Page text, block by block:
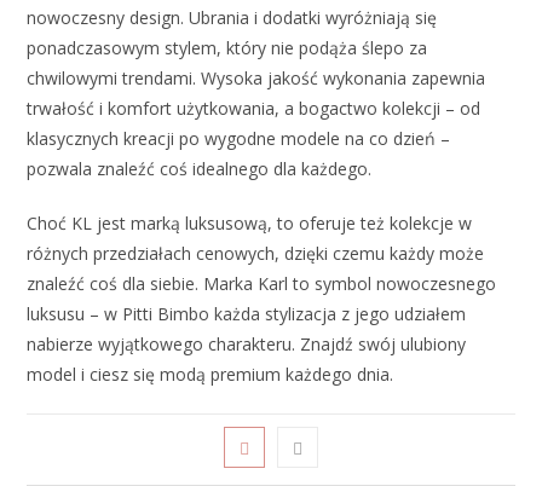
nowoczesny design. Ubrania i dodatki wyróżniają się
ponadczasowym stylem, który nie podąża ślepo za
chwilowymi trendami. Wysoka jakość wykonania zapewnia
trwałość i komfort użytkowania, a bogactwo kolekcji – od
klasycznych kreacji po wygodne modele na co dzień –
pozwala znaleźć coś idealnego dla każdego.
Choć KL jest marką luksusową, to oferuje też kolekcje w
różnych przedziałach cenowych, dzięki czemu każdy może
znaleźć coś dla siebie. Marka Karl to symbol nowoczesnego
luksusu – w Pitti Bimbo każda stylizacja z jego udziałem
nabierze wyjątkowego charakteru. Znajdź swój ulubiony
model i ciesz się modą premium każdego dnia.